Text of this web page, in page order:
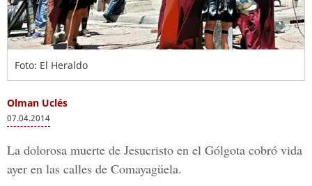
Foto: El Heraldo
Olman Uclés
07.04.2014
La dolorosa muerte de Jesucristo en el Gólgota cobró vida
ayer en las calles de Comayagüela.